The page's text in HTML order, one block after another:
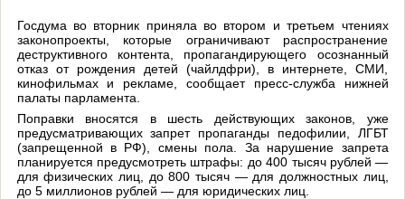
Госдума во вторник приняла во втором и третьем чтениях
законопроекты, которые ограничивают распространение
деструктивного контента, пропагандирующего осознанный
отказ от рождения детей (чайлдфри), в интернете, СМИ,
кинофильмах и рекламе, сообщает пресс-служба нижней
палаты парламента.
Поправки вносятся в шесть действующих законов, уже
предусматривающих запрет пропаганды педофилии, ЛГБТ
(запрещенной в РФ), смены пола. За нарушение запрета
планируется предусмотреть штрафы: до 400 тысяч рублей —
для физических лиц, до 800 тысяч — для должностных лиц,
до 5 миллионов рублей — для юридических лиц.